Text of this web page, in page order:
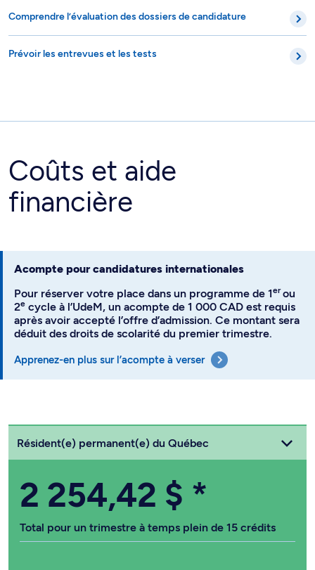
Comprendre l’évaluation des dossiers de candidature
Prévoir les entrevues et les tests
Coûts et aide
financière
Acompte pour candidatures internationales
Pour réserver votre place dans un programme de 1erou
2e cycle à l’UdeM, un acompte de 1 000 CAD est requis
après avoir accepté l’offre d’admission. Ce montant sera
déduit des droits de scolarité du premier trimestre.
Apprenez-en plus sur l’acompte à verser
Choisissez votre statut
Résident(e) permanent(e) du Québec
2 254,42 $ *
Total pour un trimestre à temps plein de 15 crédits